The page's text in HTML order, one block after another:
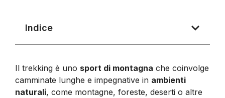
Indice
Il trekking è uno sport di montagna che coinvolge
camminate lunghe e impegnative in ambienti
naturali, come montagne, foreste, deserti o altre